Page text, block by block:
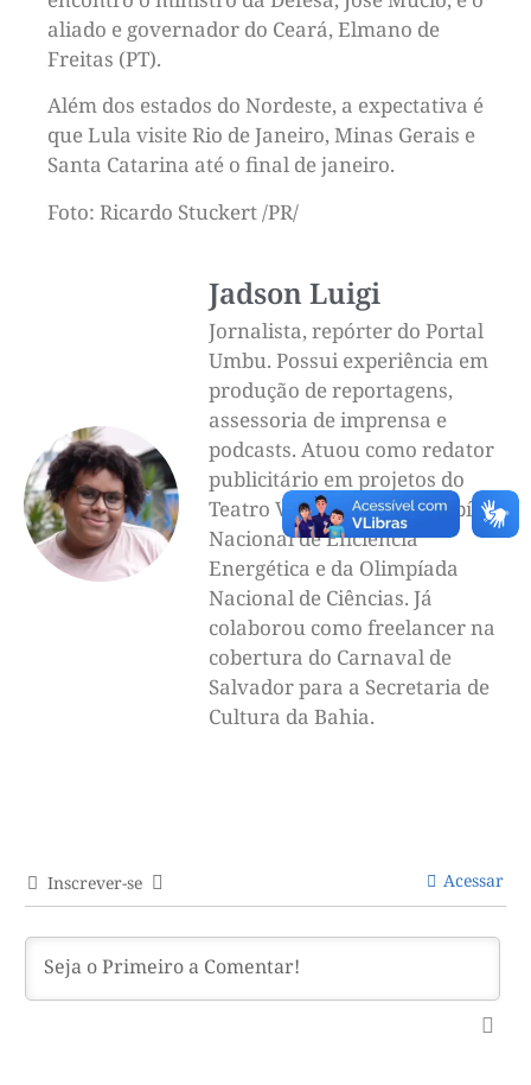
aliado e governador do Ceará, Elmano de
Freitas (PT).
Além dos estados do Nordeste, a expectativa é
que Lula visite Rio de Janeiro, Minas Gerais e
Santa Catarina até o final de janeiro.
Foto: Ricardo Stuckert /PR/
Jadson Luigi
Jornalista, repórter do Portal
Umbu. Possui experiência em
produção de reportagens,
assessoria de imprensa e
podcasts. Atuou como redator
publicitário em projetos do
Teatro Vila Velha, da Olimpíada
Nacional de Eficiência
Energética e da Olimpíada
Nacional de Ciências. Já
colaborou como freelancer na
cobertura do Carnaval de
Salvador para a Secretaria de
Cultura da Bahia.
Inscrever-se Acessar